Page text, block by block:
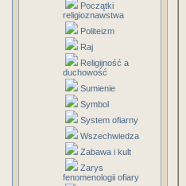
Początki
religioznawstwa
Politeizm
Raj
Religijność a
duchowość
Sumienie
Symbol
System ofiarny
Wszechwiedza
Zabawa i kult
Zarys
fenomenologii ofiary